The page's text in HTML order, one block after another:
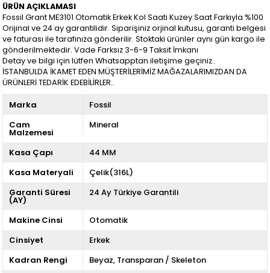
ÜRÜN AÇIKLAMASI
Fossil Grant ME3101 Otomatik Erkek Kol Saati Kuzey Saat Farkıyla %100
Orijinal ve 24 ay garantilidir. Siparişiniz orjinal kutusu, garanti belgesi
ve faturası ile tarafınıza gönderilir. Stoktaki ürünler aynı gün kargo ile
gönderilmektedir. Vade Farksız 3-6-9 Taksit İmkanı
Detay ve bilgi için lütfen Whatsapptan iletişime geçiniz..
İSTANBULDA İKAMET EDEN MÜŞTERİLERİMİZ MAĞAZALARIMIZDAN DA
ÜRÜNLERİ TEDARİK EDEBİLİRLER..
Marka
Fossil
Cam
Malzemesi
Mineral
Kasa Çapı
44 MM
Kasa Materyali
Çelik(316L)
Garanti Süresi
(AY)
24 Ay Türkiye Garantili
Makine Cinsi
Otomatik
Cinsiyet
Erkek
Kadran Rengi
Beyaz Transparan / Skeleton